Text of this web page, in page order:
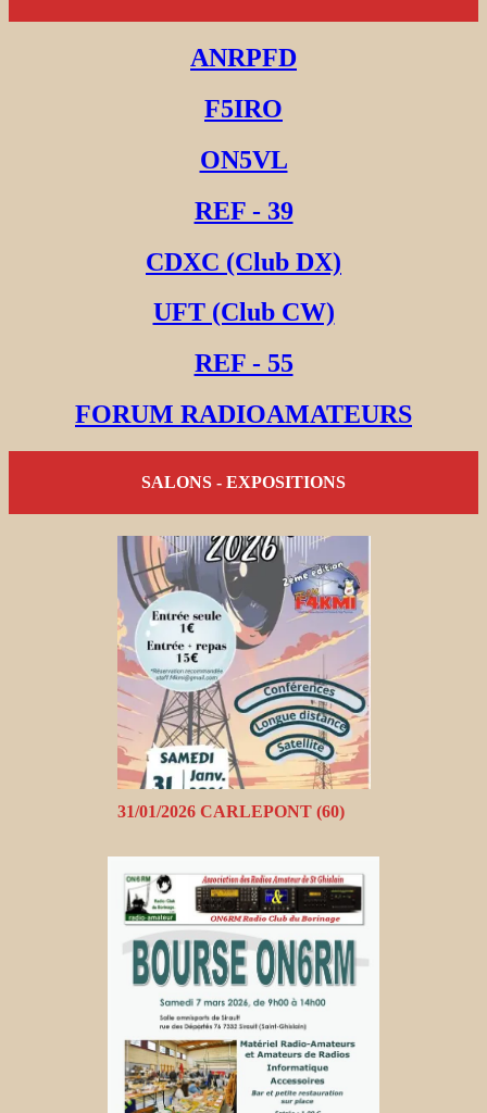
ANRPFD
F5IRO
ON5VL
REF - 39
CDXC (Club DX)
UFT (Club CW)
REF - 55
FORUM RADIOAMATEURS
SALONS - EXPOSITIONS
31/01/2026 CARLEPONT (60)